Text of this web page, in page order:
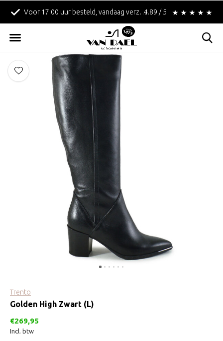
Voor 17:00 uur besteld, vandaag verzonden! Betaal achteraf met
4.89 / 5
Trento
Golden High Zwart (L)
€269,95
Incl. btw